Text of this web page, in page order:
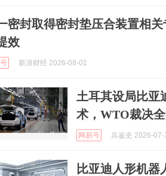
密封取得密封垫压合装置相
效
新浪财经 2026-08-01
土耳其设局比亚
术，WTO裁决
网易号 兵鉴史 2026-07-
比亚迪人形机器